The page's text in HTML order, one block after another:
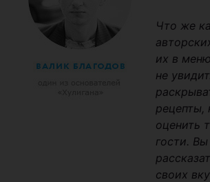
Что же
их в
не
рецепты,
оценить
гости.
своих